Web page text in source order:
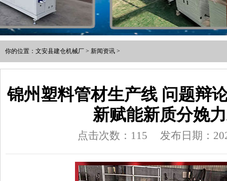
你的位置： 文安县建仓机械厂 > 新闻资讯 >
锦州塑料管材生产线 问题辩
新赋能新质分娩
点击次数：115 发布日期：